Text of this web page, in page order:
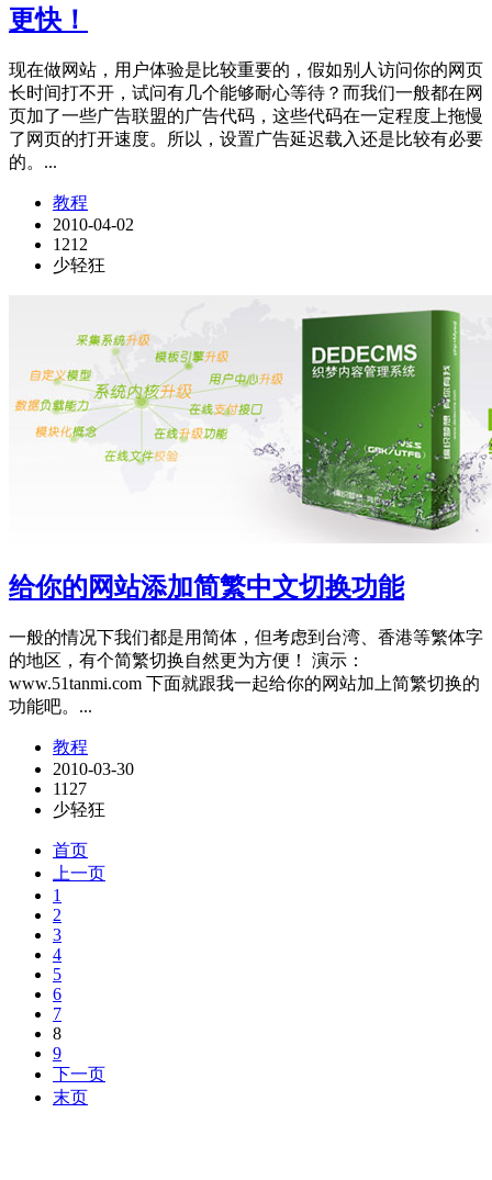
更快！
现在做网站，用户体验是比较重要的，假如别人访问你的网页
长时间打不开，试问有几个能够耐心等待？而我们一般都在网
页加了一些广告联盟的广告代码，这些代码在一定程度上拖慢
了网页的打开速度。所以，设置广告延迟载入还是比较有必要
的。...
教程
2010-04-02
1212
少轻狂
给你的网站添加简繁中文切换功能
一般的情况下我们都是用简体，但考虑到台湾、香港等繁体字
的地区，有个简繁切换自然更为方便！ 演示：
www.51tanmi.com 下面就跟我一起给你的网站加上简繁切换的
功能吧。...
教程
2010-03-30
1127
少轻狂
首页
上一页
1
2
3
4
5
6
7
8
9
下一页
末页